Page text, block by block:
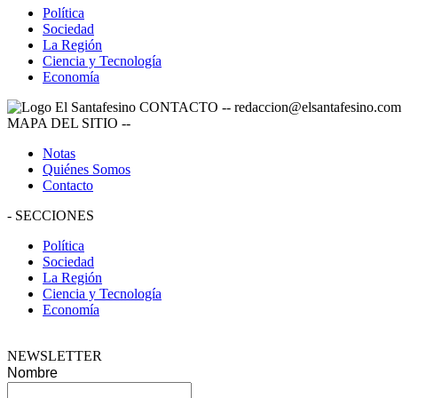
Política
Sociedad
La Región
Ciencia y Tecnología
Economía
CONTACTO -- redaccion@elsantafesino.com
MAPA DEL SITIO --
Notas
Quiénes Somos
Contacto
- SECCIONES
Política
Sociedad
La Región
Ciencia y Tecnología
Economía
NEWSLETTER
Nombre